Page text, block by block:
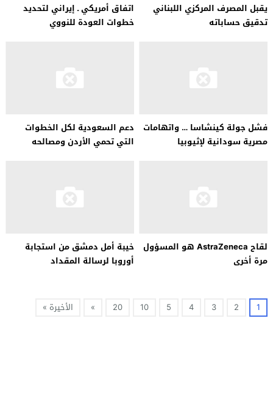
يقبل المصرف المركزي اللبناني
تدقيق حساباته
اتفاق أمريكي ـ إيراني لتحديد
خطوات العودة للنووي
فشل جولة كينشاسا … واتهامات
مصرية سودانية لإثيوبيا
دعم السعودية لكل الخطوات
التي تحمي الأردن ومصالحه
لقاح AstraZeneca هو المسؤول
مرة أخرى
خيبة أمل دمشق من استجابة
أوروبا لرسالة المقداد
1
2
3
4
5
10
20
» الأخيرة »